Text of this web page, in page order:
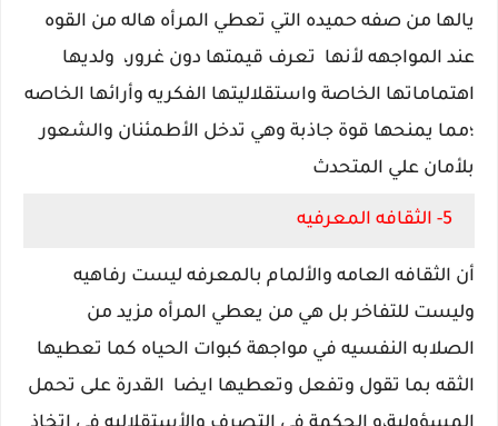
يالها من صفه حميده التي تعطي المرأه هاله من القوه
عند المواجهه لأنها تعرف قيمتها دون غرور، ولديها
اهتماماتها الخاصة واستقلاليتها الفكريه وأرائها الخاصه
؛مما يمنحها قوة جاذبة وهي تدخل الأطمئنان والشعور
بلأمان علي المتحدث
5- الثقافه المعرفيه
أن الثقافه العامه والألمام بالمعرفه ليست رفاهيه
وليست للتفاخر بل هي من يعطي المرأه مزيد من
الصلابه النفسيه في مواجهة كبوات الحياه كما تعطيها
الثقه بما تقول وتفعل وتعطيها ايضا القدرة على تحمل